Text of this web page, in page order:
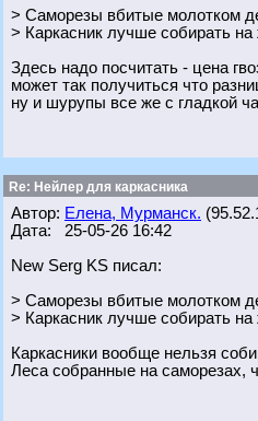
> Саморезы вбитые молотком
> Каркасник лучше собирать
Здесь надо посчитать - цена
может так получиться что
ну и шурупы все же с гладкой
Re: Нейлер для каркасника
Автор: Елена, Мурманск.
Дата: 25-05-26 16:42
New Serg KS писал:
> Саморезы вбитые молотком
> Каркасник лучше собирать
Каркасники вообще нельзя
Леса собранные на саморезах,